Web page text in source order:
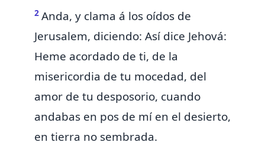
2 Anda, y clama á los oídos de
Jerusalem, diciendo: Así dice Jehová:
Heme acordado de ti, de la
misericordia de tu mocedad, del
amor de tu desposorio, cuando
andabas en pos de mí en el desierto,
en tierra no sembrada.